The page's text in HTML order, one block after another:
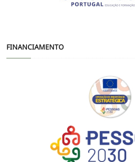
FINANCIAMENTO